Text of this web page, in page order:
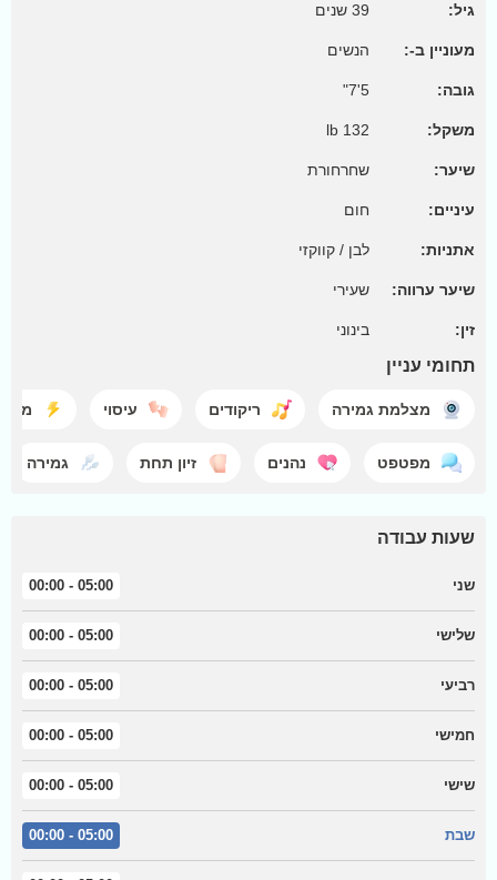
גיל: 39 שנים
מעוניין ב-: הנשים
גובה: 5'7"
משקל: 132 lb
שיער: שחרחורת
עיניים: חום
אתניות: לבן / קווקזי
שיער ערווה: שעירי
זין: בינוני
תחומי עניין
מצלמת גמירה ריקודים עיסוי
מפטפט נהנים זיון תחת גמירה
שעות עבודה
שני 05:00 - 00:00
שלישי 05:00 - 00:00
רביעי 05:00 - 00:00
חמישי 05:00 - 00:00
שישי 05:00 - 00:00
שבת 05:00 - 00:00